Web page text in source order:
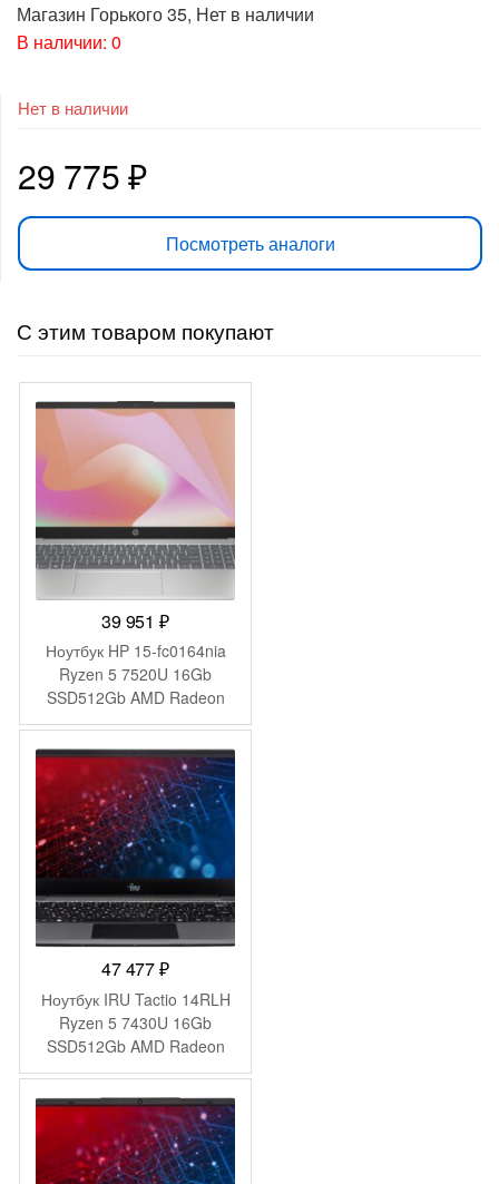
Магазин Горького 35, Нет в наличии
В наличии: 0
Нет в наличии
29 775₽
Посмотреть аналоги
С этим товаром покупают
39 951₽
Ноутбук HP 15-fc0164nia
Ryzen 5 7520U 16Gb
SSD512Gb AMD Radeon
610M 15.6″ IPS FHD
(1920×1080) FreeDOS
silver WiFi BT Cam
(BA5K8EA)
47 477₽
Ноутбук IRU Tactio 14RLH
Ryzen 5 7430U 16Gb
SSD512Gb AMD Radeon
Graphics 14″ IPS FHD
(1920×1080) FreeDOS grey
WiFi BT Cam 4000mAh
(2084813)